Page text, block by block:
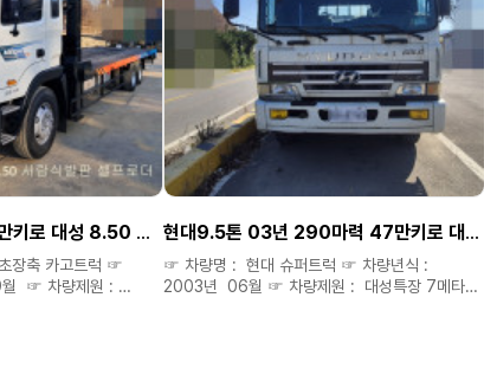
시면 성심.성의것
량 용도예맞는차량
미처올리지
연락주세요. ◈ 신뢰와
습니다 **
별도 있습니다 ** ▷▶
식 ▷▶ 홈페이지 :
가격 확인은
. )
구입자금(운영자금) 저금리캐피탈 할부도
가능합니다 ◈ 연락주시면 성심.성의것
상담해드립니다 ◈ 필요한차량 용도예맞는차량
저렴하게 구해드립니다. ◈ 미처올리지
못한차량도 여러대있으니 연락주세요. ◈ 신뢰와
진실.정직으로 최선을 다하겠습니다 **
위탁차량은 소정의 소개비 별도 있습니다 ** ▷▶
경신중고특장차 대표 공공식 ▷▶ 홈페이지 :
kmiro2.kr ▷▶ 네이버 블로그 :
8949.kmiro2.kr ▷▶ 다 음 블로그 :
4989.kmiro2.kr ☎ 연락처 : 010 6470
8949 ☎ ( 차량가격 확인은 홈페이지에서만
가능합니다. )
현대9.5톤 02년 54만키로 대성 8.50 서랍식발판 셀프로더
장축 카고트럭 ☞
☞ 차량제원 :
현대9.5톤 03년 290마력 47만키로 대성특장 7메타 셀프로더
☞ 차량명 : 현대 슈퍼트럭 ☞ 차량년식 :
2003년 06월 ☞ 차량제원 : 대성특장 7메타